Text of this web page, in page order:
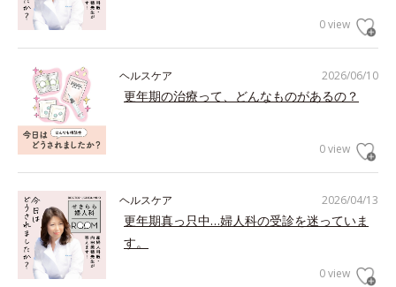
0 view
2026/06/10
ヘルスケア
更年期の治療って、どんなものがあるの？
0 view
2026/04/13
ヘルスケア
更年期真っ只中…婦人科の受診を迷っていま
す。
0 view